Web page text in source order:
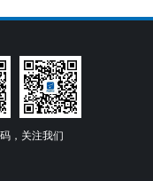
，关注我们